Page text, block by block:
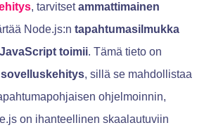
, tarvitsetammattimainen
Node.js:n tapahtumasilmukka
JavaScript toimii. Tämä tieto on
sovelluskehitys, sillä se mahdollistaa
ohjelmoinnin,
on ihanteellinen skaalautuviin